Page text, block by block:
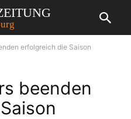
erfolgreich die Saison
beenden